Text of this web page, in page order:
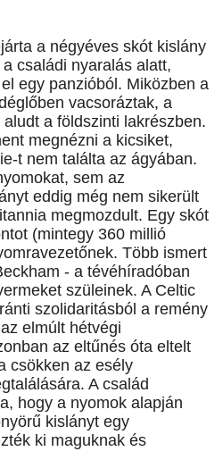
a négyéves skót kislány
családi nyaralás alatt,
egy panzióból. Miközben a
vacsoráztak, a
a földszinti lakrészben.
megnézni a kicsiket,
t nem találta az ágyában.
sem az
eddig még nem sikerült
megmozdult. Egy skót
(mintegy 360 millió
Több ismert
- a tévéhíradóban
szüleinek. A Celtic
szolidaritásból a remény
elmúlt hétvégi
az eltűnés óta eltelt
csökken az esély
A család
hogy a nyomok alapján
kislányt egy
ki maguknak és